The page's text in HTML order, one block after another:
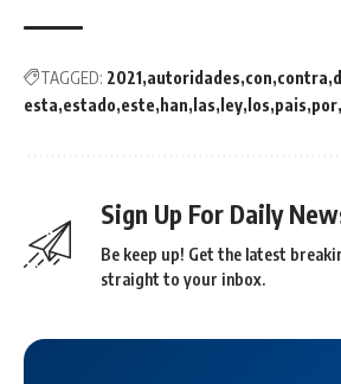
TAGGED: 2021 autoridades con contra
esta estado este han las ley los pais por
Sign Up For Daily
Be keep up! Get the latest
straight to your inbox.